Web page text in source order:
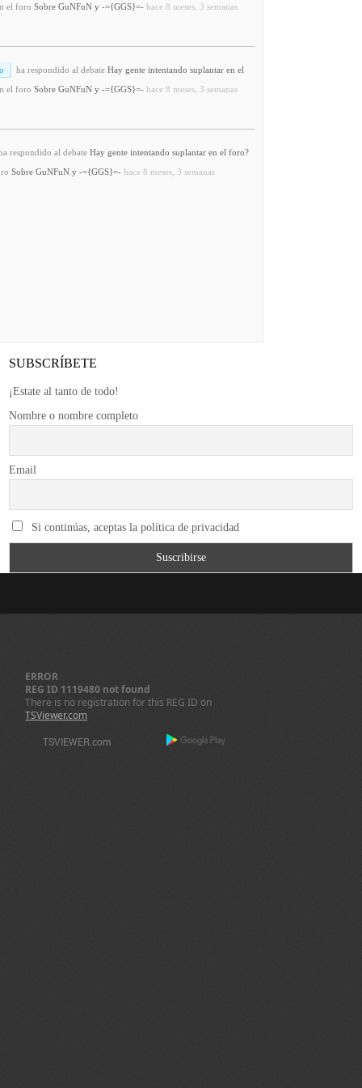
el foro Sobre GuNFuN y -={GGS}=- hace 8 meses, 3 semanas
ha respondido al debate Hay gente intentando suplantar en el
el foro Sobre GuNFuN y -={GGS}=- hace 8 meses, 3 semanas
respondido al debate Hay gente intentando suplantar en el foro?
Sobre GuNFuN y -={GGS}=- hace 8 meses, 3 semanas
SUBSCRÍBETE
¡Estate al tanto de todo!
Nombre o nombre completo
Email
Si continúas, aceptas la política de privacidad
ERROR
REG ID 1119480 not found
There is no registration for this REG ID on
TSViewer.com